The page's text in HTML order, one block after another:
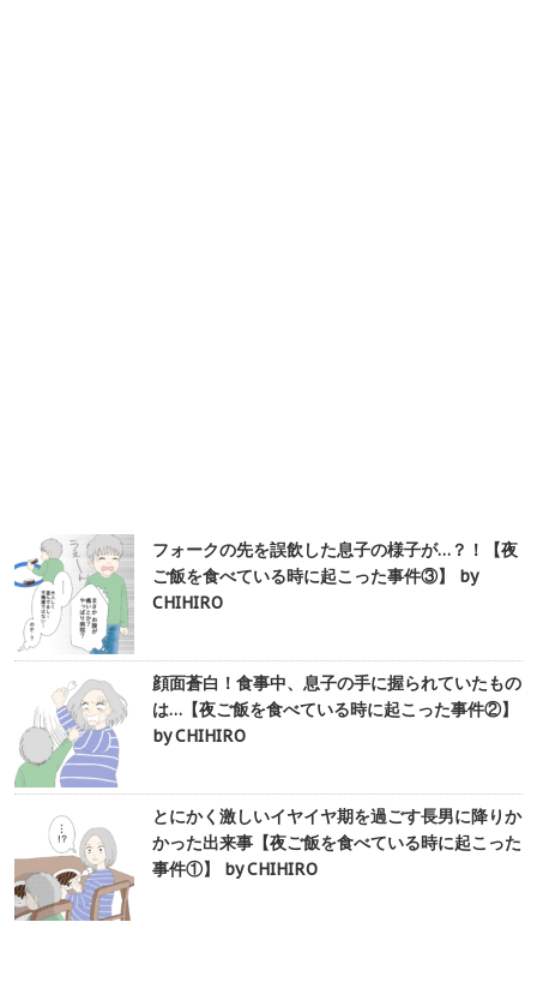
フォークの先を誤飲した息子の様子が…？！【夜
ご飯を食べている時に起こった事件③】 by
CHIHIRO
顔面蒼白！食事中、息子の手に握られていたもの
は…【夜ご飯を食べている時に起こった事件②】
by CHIHIRO
とにかく激しいイヤイヤ期を過ごす長男に降りか
かった出来事【夜ご飯を食べている時に起こった
事件①】 by CHIHIRO